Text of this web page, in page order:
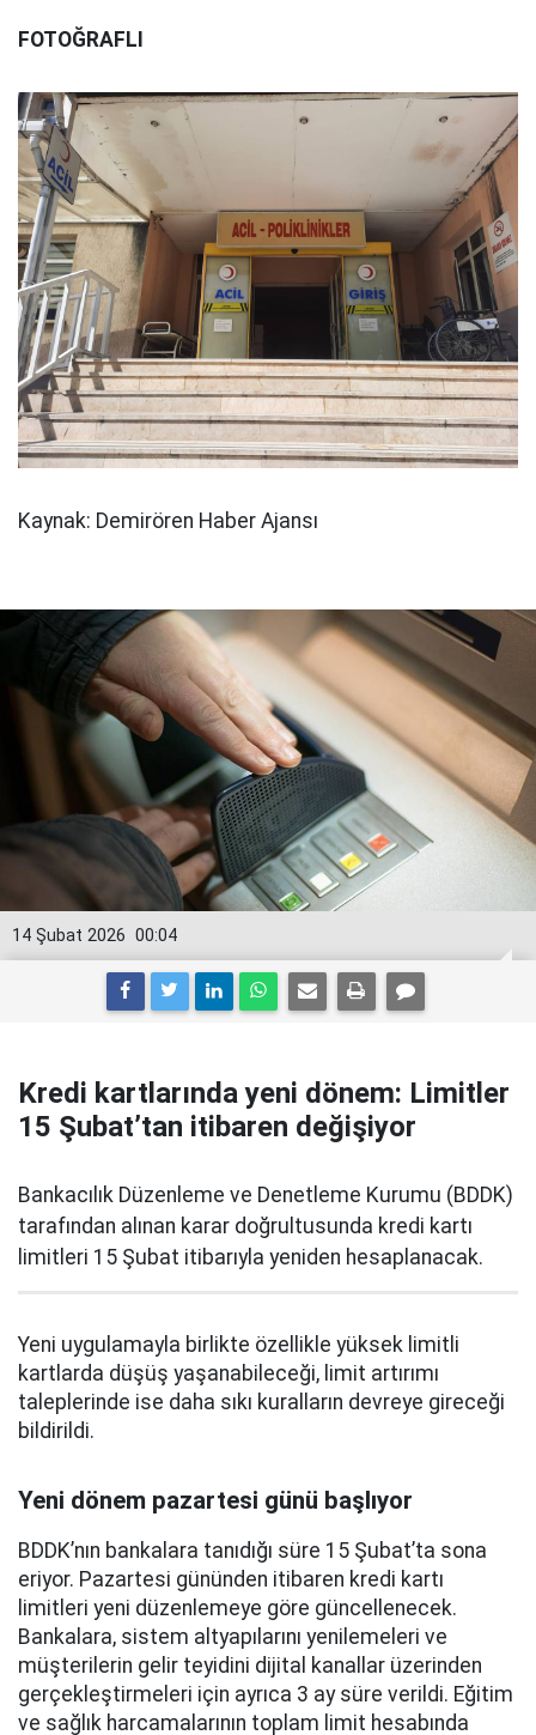
FOTOĞRAFLI
Kaynak: Demirören Haber Ajansı
00:04
14 Şubat 2026
Kredi kartlarında yeni dönem: Limitler
15 Şubat’tan itibaren değişiyor
Bankacılık Düzenleme ve Denetleme Kurumu (BDDK)
tarafından alınan karar doğrultusunda kredi kartı
limitleri 15 Şubat itibarıyla yeniden hesaplanacak.
Yeni uygulamayla birlikte özellikle yüksek limitli
kartlarda düşüş yaşanabileceği, limit artırımı
taleplerinde ise daha sıkı kuralların devreye gireceği
bildirildi.
Yeni dönem pazartesi günü başlıyor
BDDK’nın bankalara tanıdığı süre 15 Şubat’ta sona
eriyor. Pazartesi gününden itibaren kredi kartı
limitleri yeni düzenlemeye göre güncellenecek.
Bankalara, sistem altyapılarını yenilemeleri ve
müşterilerin gelir teyidini dijital kanallar üzerinden
gerçekleştirmeleri için ayrıca 3 ay süre verildi. Eğitim
ve sağlık harcamalarının toplam limit hesabında